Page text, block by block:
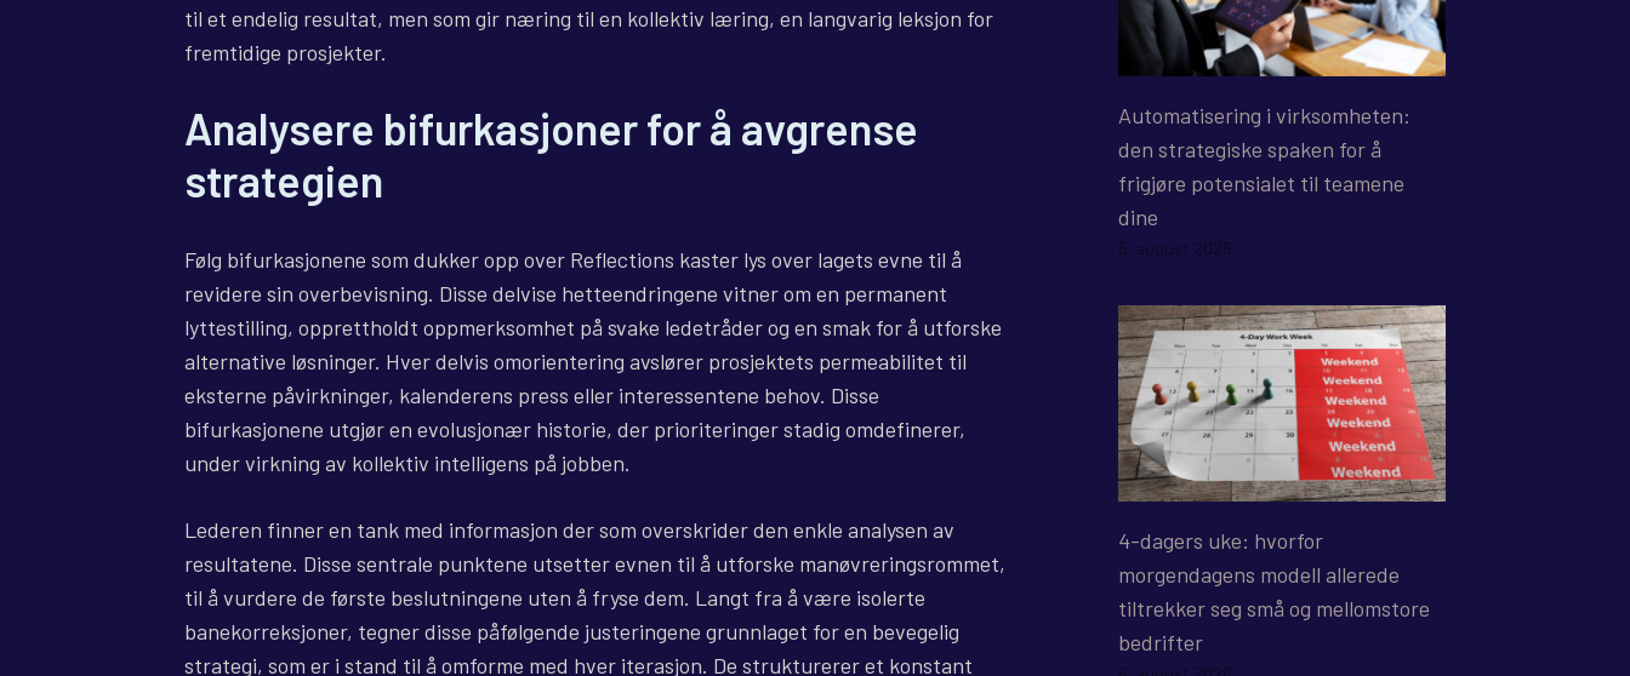
til et endelig resultat, men som gir næring til en kollektiv læring, en langvarig leksjon for
fremtidige prosjekter.
Analysere bifurkasjoner for å avgrense
strategien
Følg bifurkasjonene som dukker opp over Reflections kaster lys over lagets evne til å
revidere sin overbevisning. Disse delvise hetteendringene vitner om en permanent
lyttestilling, opprettholdt oppmerksomhet på svake ledetråder og en smak for å utforske
alternative løsninger. Hver delvis omorientering avslører prosjektets permeabilitet til
eksterne påvirkninger, kalenderens press eller interessentene behov. Disse
bifurkasjonene utgjør en evolusjonær historie, der prioriteringer stadig omdefinerer,
under virkning av kollektiv intelligens på jobben.
Lederen finner en tank med informasjon der som overskrider den enkle analysen av
resultatene. Disse sentrale punktene utsetter evnen til å utforske manøvreringsrommet,
til å vurdere de første beslutningene uten å fryse dem. Langt fra å være isolerte
banekorreksjoner, tegner disse påfølgende justeringene grunnlaget for en bevegelig
strategi, som er i stand til å omforme med hver iterasjon. De strukturerer et konstant
Automatisering i virksomheten:
den strategiske spaken for å
frigjøre potensialet til teamene
dine
6. august 2026
4-dagers uke: hvorfor
morgendagens modell allerede
tiltrekker seg små og mellomstore
bedrifter